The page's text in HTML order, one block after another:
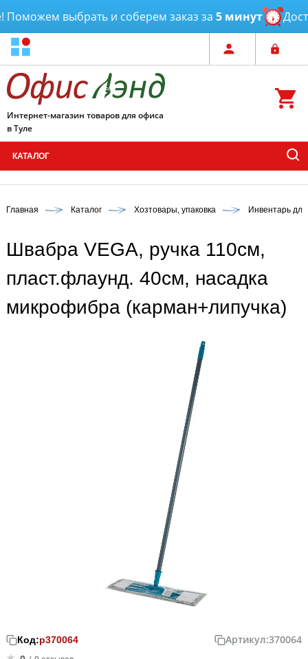
выбрать и соберем заказ за5 минут
Интернет-магазин товаров для офиса
в Туле
КАТАЛОГ
Главная Каталог Хозтовары, упаковка Инвентарь
Швабра VEGA, ручка 110см,
пласт.флаунд. 40см, насадка
микрофибра (карман+липучка)
Код:р370064 Артикул:370064